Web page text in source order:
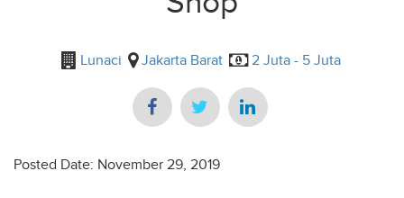
Lunaci Jakarta Barat 2 Juta - 5 Juta
Posted Date: November 29, 2019